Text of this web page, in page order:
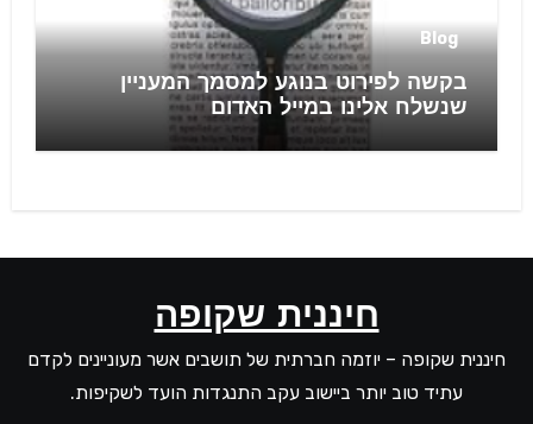
Blog
בקשה לפירוט בנוגע למסמך המעניין
שנשלח אלינו במייל האדום
חיננית שקופה
חיננית שקופה – יוזמה חברתית של תושבים אשר מעוניינים לקדם
עתיד טוב יותר ביישוב עקב התנגדות הועד לשקיפות.